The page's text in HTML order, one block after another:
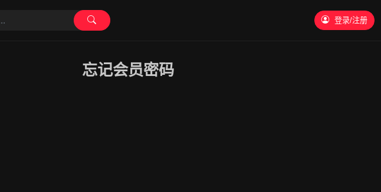
登录/注册
忘记会员密码